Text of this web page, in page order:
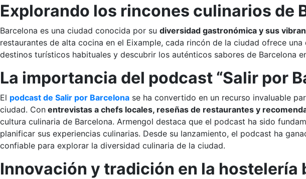
Explorando los rincones culinarios de
Barcelona es una ciudad conocida por su diversidad gastronómica y sus
restaurantes de alta cocina en el Eixample, cada rincón de la ciudad ofrece
destinos turísticos habituales y descubrir los auténticos sabores de Barcelona
La importancia del podcast “Salir por
El podcast de Salir por Barcelona se ha convertido en un recurso invaluable
ciudad. Con entrevistas a chefs locales, reseñas de restaurantes y
cultura culinaria de Barcelona. Armengol destaca que el podcast ha sido
planificar sus experiencias culinarias. Desde su lanzamiento, el podcast ha
confiable para explorar la diversidad culinaria de la ciudad.
Innovación y tradición en la hostelería